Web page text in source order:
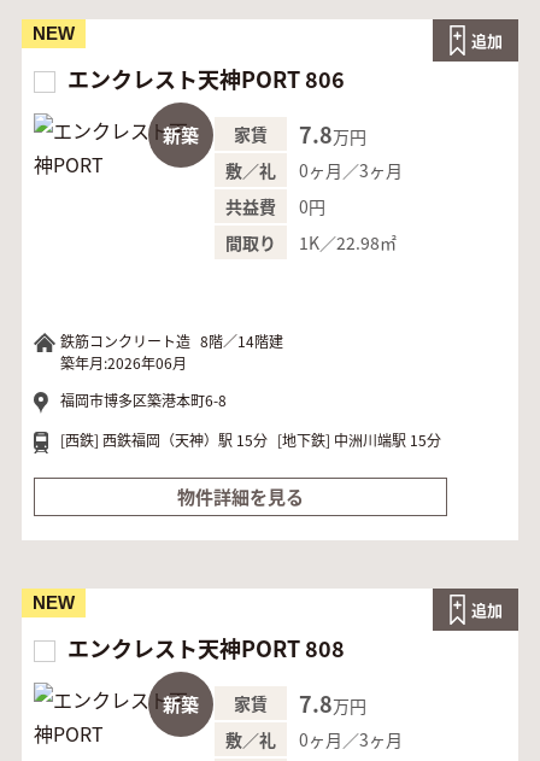
エンクレスト天神PORT 806
NEW
新築
追加
家賃 7.8万円
敷／礼
0ヶ月／3ヶ月
共益費
0円
間取り
1K／22.98㎡
鉄筋コンクリート造 8階／14階建
築年月:2026年06月
福岡市博多区築港本町6-8
[西鉄] 西鉄福岡（天神）駅 15分 [地下鉄] 中洲川端駅 15分
物件詳細を見る
エンクレスト天神PORT 808
NEW
新築
追加
家賃 7.8万円
敷／礼
0ヶ月／3ヶ月